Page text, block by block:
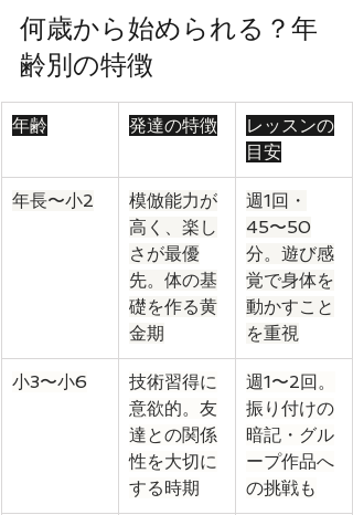
何歳から始められる？年
齢別の特徴
年齢 発達の特徴
レッスンの
目安
年長〜小2
模倣能力が
高く、楽し
さが最優
先。体の基
礎を作る黄
金期
週1回・
45〜50
分。遊び感
覚で身体を
動かすこと
を重視
小3〜小6
技術習得に
意欲的。友
達との関係
性を大切に
する時期
週1〜2回。
振り付けの
暗記・グル
ープ作品へ
の挑戦も